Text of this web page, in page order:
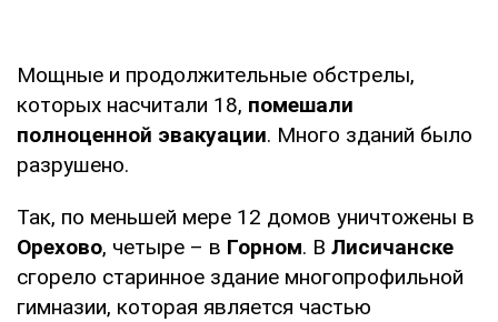
Мощные и продолжительные обстрелы,
которых насчитали 18, помешали
полноценной эвакуации. Много зданий было
разрушено.
Так, по меньшей мере 12 домов уничтожены в
Орехово, четыре – в Горном. В Лисичанске
сгорело старинное здание многопрофильной
гимназии, которая является частью